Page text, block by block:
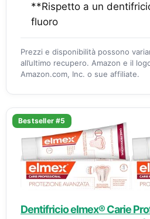
**Rispetto a un
fluoro
Prezzi e disponibilità possono
all’ultimo recupero. Amazon e il
Amazon.com, Inc. o sue affiliate.
Bestseller #5
Dentifricio elmex® Carie